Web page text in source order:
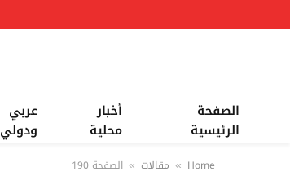
الصفحة
الرئيسية
أخبار
محلية
عربي
ودولي
Home
» مقالات » الصفحة 190